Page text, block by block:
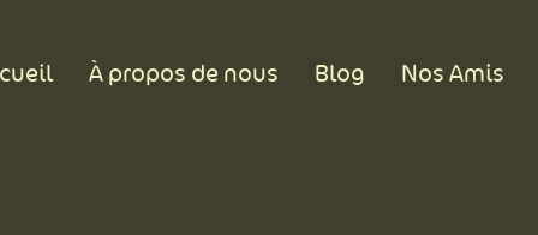
À propos de nous Blog Nos Amis